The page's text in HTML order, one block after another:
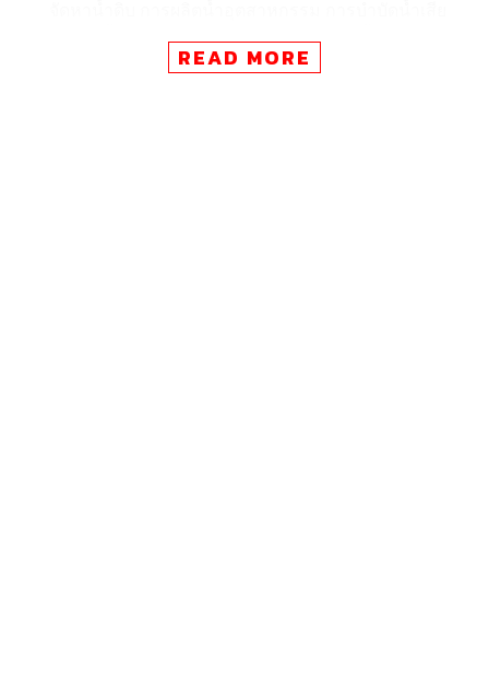
การนำน้ำกลับมาใช้ใหม่ ไปจนถึงการผลิตน้ำคุณภาพสูง
ด้วยกระบวนการหมุนเวียนน้ำ (Reclamation Process)
READ MORE